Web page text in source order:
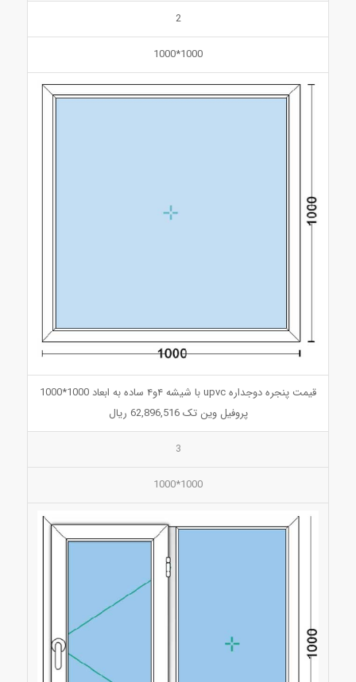
2
1000*1000
قیمت پنجره دوجداره upvc با شیشه ۴و۴ ساده به ابعاد 1000*1000
پروفیل وین تک 62,896,516 ریال
3
1000*1000